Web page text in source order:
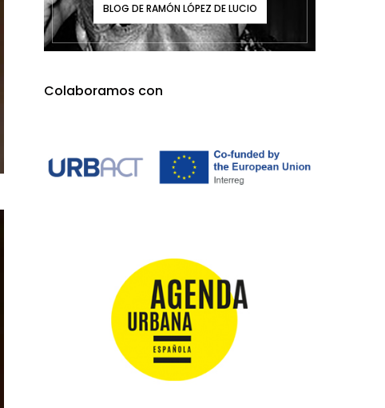
BLOG DE RAMÓN LÓPEZ DE LUCIO
Colaboramos con